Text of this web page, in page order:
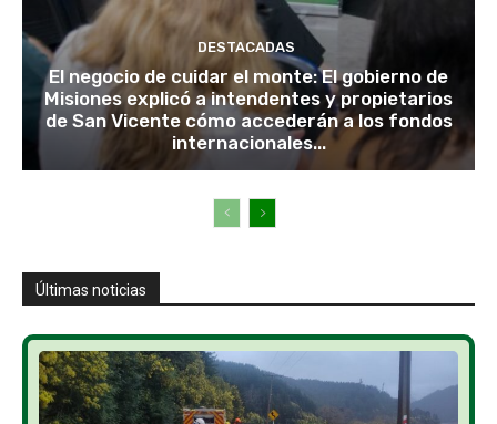
DESTACADAS
El negocio de cuidar el monte: El gobierno de
Misiones explicó a intendentes y propietarios
de San Vicente cómo accederán a los fondos
internacionales...
Últimas noticias